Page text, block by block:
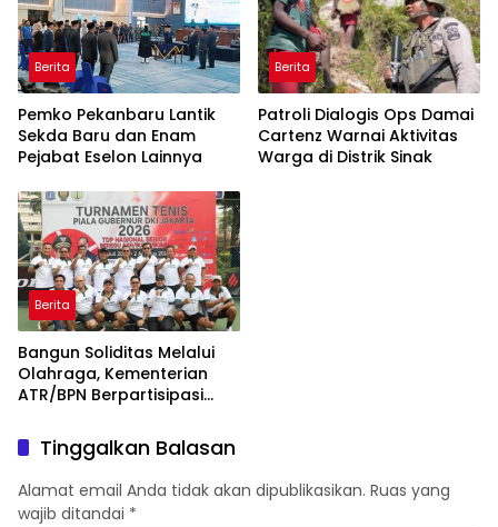
Berita
Pemko Pekanbaru Lantik
Sekda Baru dan Enam
Pejabat Eselon Lainnya
Berita
Patroli Dialogis Ops Damai
Cartenz Warnai Aktivitas
Warga di Distrik Sinak
Berita
Bangun Soliditas Melalui
Olahraga, Kementerian
ATR/BPN Berpartisipasi
Piala Gubernur DKI Jakarta
2026Tinggalkan Balasan
Alamat email Anda tidak akan dipublikasikan. Ruas yang
wajib ditandai *